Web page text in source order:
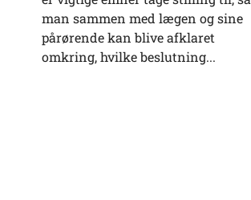
man sammen med lægen og sine
pårørende kan blive afklaret
omkring, hvilke beslutning...